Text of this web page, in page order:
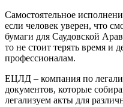
Самостоятельное
если человек уверен, что
бумаги для Саудовской
то не стоит терять время и
профессионалам.
ЕЦЛД – компания по
документов, которые
легализуем акты для